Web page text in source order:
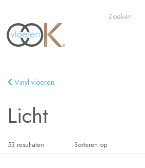
Vinyl vloeren
Licht
53 resultaten Sorteren op